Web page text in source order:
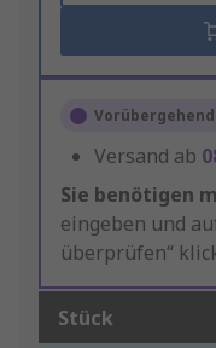
Versand ab
Sie benötigen
eingeben und
überprüfen“
Stück